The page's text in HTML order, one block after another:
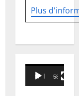
Plus
Lecteur
vidéo
00:00 58:18